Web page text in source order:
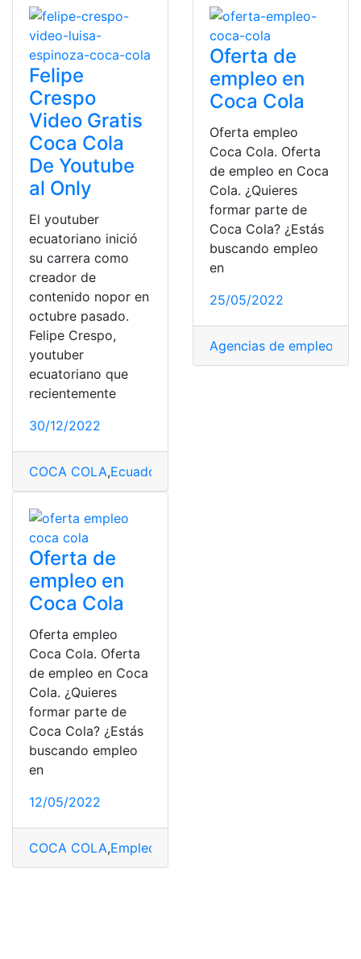
Felipe
Crespo
Video Gratis
Coca Cola
De Youtube
al Only
El youtuber
ecuatoriano inició
su carrera como
creador de
contenido nopor en
octubre pasado.
Felipe Crespo,
youtuber
ecuatoriano que
recientemente
30/12/2022
COCA COLA,Ecuador
Oferta de
empleo en
Coca Cola
Oferta empleo
Coca Cola. Oferta
de empleo en Coca
Cola. ¿Quieres
formar parte de
Coca Cola? ¿Estás
buscando empleo
en
25/05/2022
Agencias de empleo
Oferta de
empleo en
Coca Cola
Oferta empleo
Coca Cola. Oferta
de empleo en Coca
Cola. ¿Quieres
formar parte de
Coca Cola? ¿Estás
buscando empleo
en
12/05/2022
COCA COLA,Empleo